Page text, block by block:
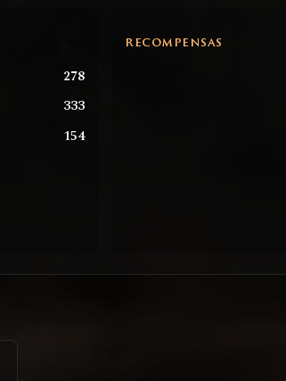
278
333
154
RECOMPENSAS